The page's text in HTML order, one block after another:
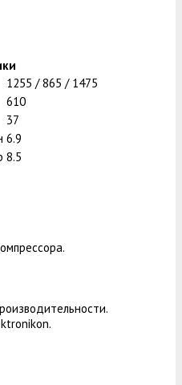
1255 / 865 / 1475
610
37
6.9
8.5